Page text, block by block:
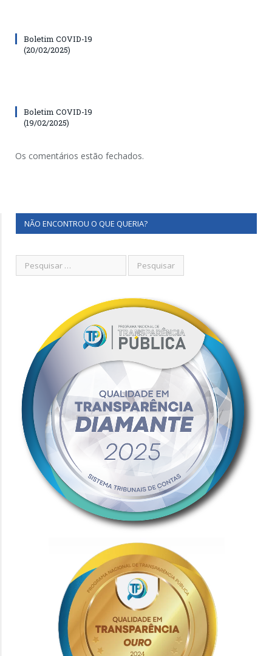
Boletim COVID-19
(20/02/2025)
Boletim COVID-19
(19/02/2025)
Os comentários estão fechados.
NÃO ENCONTROU O QUE QUERIA?